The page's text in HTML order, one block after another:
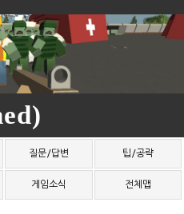
질문/답변 팁/공략
게임소식 전체맵